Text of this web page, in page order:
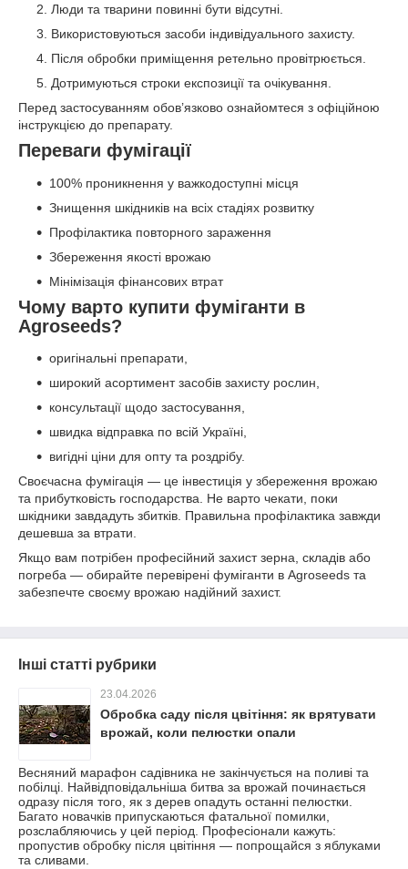
Люди та тварини повинні бути відсутні.
Використовуються засоби індивідуального захисту.
Після обробки приміщення ретельно провітрюється.
Дотримуються строки експозиції та очікування.
Перед застосуванням обов’язково ознайомтеся з офіційною
інструкцією до препарату.
Переваги фумігації
100% проникнення у важкодоступні місця
Знищення шкідників на всіх стадіях розвитку
Профілактика повторного зараження
Збереження якості врожаю
Мінімізація фінансових втрат
Чому варто купити фуміганти в
Agroseeds?
оригінальні препарати,
широкий асортимент засобів захисту рослин,
консультації щодо застосування,
швидка відправка по всій Україні,
вигідні ціни для опту та роздрібу.
Своєчасна фумігація — це інвестиція у збереження врожаю
та прибутковість господарства. Не варто чекати, поки
шкідники завдадуть збитків. Правильна профілактика завжди
дешевша за втрати.
Якщо вам потрібен професійний захист зерна, складів або
погреба — обирайте перевірені фуміганти в Agroseeds та
забезпечте своєму врожаю надійний захист.
Інші статті рубрики
23.04.2026
Обробка саду після цвітіння: як врятувати
врожай, коли пелюстки опали
Весняний марафон садівника не закінчується на поливі та
побілці. Найвідповідальніша битва за врожай починається
одразу після того, як з дерев опадуть останні пелюстки.
Багато новачків припускаються фатальної помилки,
розслабляючись у цей період. Професіонали кажуть:
пропустив обробку після цвітіння — попрощайся з яблуками
та сливами.